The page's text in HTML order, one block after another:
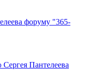
форуму "365-
Пантелеева